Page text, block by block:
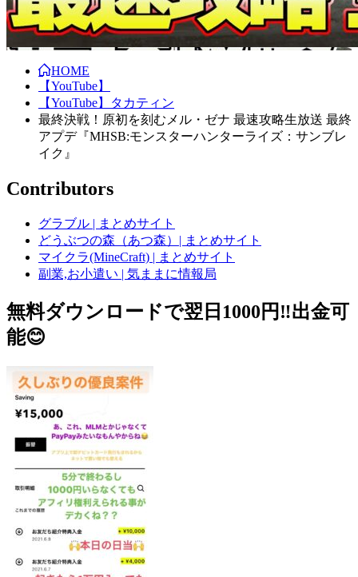
HOME
【YouTube】
【YouTube】タカティン
最終決戦！原初を刻むメル・ゼナ 最速攻略生放送 最終
アプデ『MHSB:モンスターハンターライズ：サンブレ
イク』
Contributors
グラブル | まとめサイト
どうぶつの森（あつ森）| まとめサイト
マイクラ(MineCraft) | まとめサイト
副業,お小遣い | 気ままに情報局
無料ダウンロードで翌日1000円‼️出金可
能😊